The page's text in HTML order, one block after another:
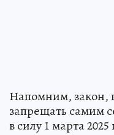
Напомним, закон,
запрещать самим
в силу 1 марта 2025